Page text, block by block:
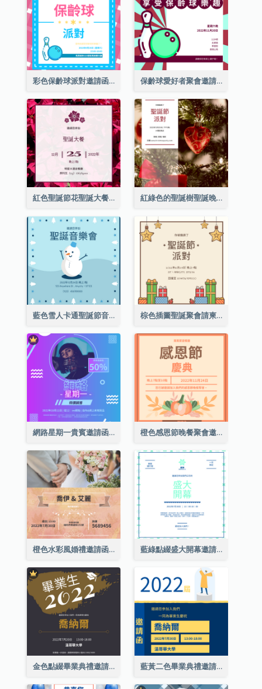
彩色保齡球派對邀請函 保齡球愛好者聚會邀請函
紅色聖誕節花聖誕大餐請柬 紅綠色的聖誕樹聖誕晚會邀請函
藍色雪人卡通聖誕節音樂會邀請 棕色插圖聖誕聚會請柬
網路星期一貴賓邀請函 橙色感恩節晚餐聚會邀請函
橙色水彩風婚禮邀請函 藍綠點綴盛大開幕邀請函
金色點綴畢業典禮邀請函 藍黃二色畢業典禮邀請函